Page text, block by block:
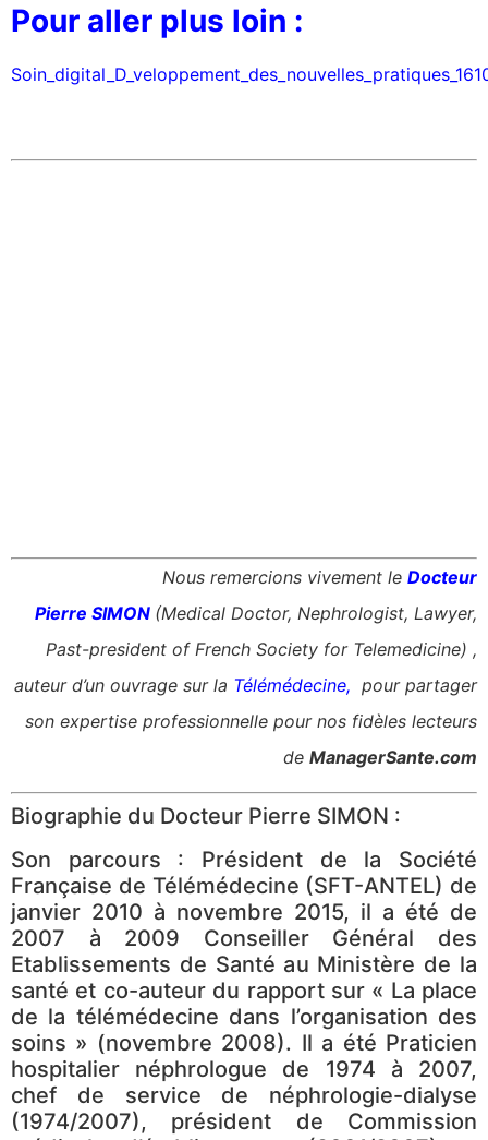
Pour aller plus loin :
Nous remercions vivement le Docteur
Pierre SIMON (Medical Doctor, Nephrologist, Lawyer,
Past-president of French Society for Telemedicine) ,
auteur d’un ouvrage sur la Télémédecine, pour partager
son expertise professionnelle pour nos fidèles lecteurs
de ManagerSante.com
Biographie du Docteur Pierre SIMON :
Son parcours : Président de la Société
Française de Télémédecine (SFT-ANTEL) de
janvier 2010 à novembre 2015, il a été de
2007 à 2009 Conseiller Général des
Etablissements de Santé au Ministère de la
santé et co-auteur du rapport sur « La place
de la télémédecine dans l’organisation des
soins » (novembre 2008). Il a été Praticien
hospitalier néphrologue de 1974 à 2007,
chef de service de néphrologie-dialyse
(1974/2007), président de Commission